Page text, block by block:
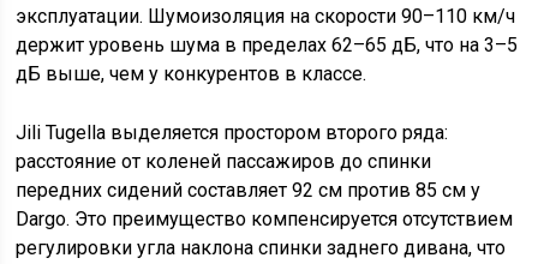
эксплуатации. Шумоизоляция на скорости 90–110 км/ч
держит уровень шума в пределах 62–65 дБ, что на 3–5
дБ выше, чем у конкурентов в классе.
Jili Tugella выделяется простором второго ряда:
расстояние от коленей пассажиров до спинки
передних сидений составляет 92 см против 85 см у
Dargo. Это преимущество компенсируется отсутствием
регулировки угла наклона спинки заднего дивана, что